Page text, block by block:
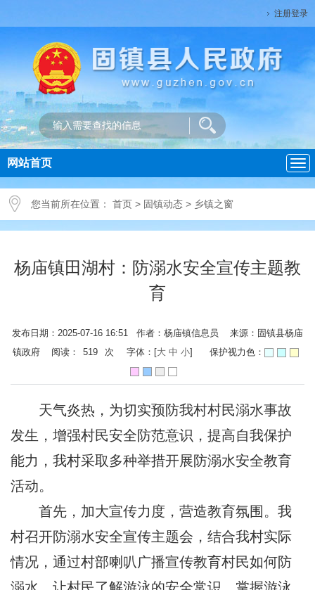
注册登录
导
航
网站首页
您当前所在位置： 首页 > 固镇动态 > 乡镇之窗
杨庙镇田湖村：防溺水安全宣传主题教
育
发布日期：2025-07-16 16:51 作者：杨庙镇信息员 来源：固镇县杨庙
镇政府 阅读：
519 次 字体：[大 中 小] 保护视力色：
天气炎热，为切实预防我村村民溺水事故
发生，增强村民安全防范意识，提高自我保护
能力，我村采取多种举措开展防溺水安全教育
活动。
首先，加大宣传力度，营造教育氛围。我
村召开防溺水安全宣传主题会，结合我村实际
情况，通过村部喇叭广播宣传教育村民如何防